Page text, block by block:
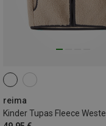
reima
Kinder Tupas Fleece Weste